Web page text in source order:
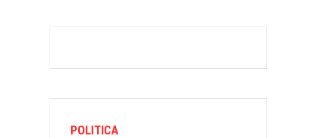
POLITICA